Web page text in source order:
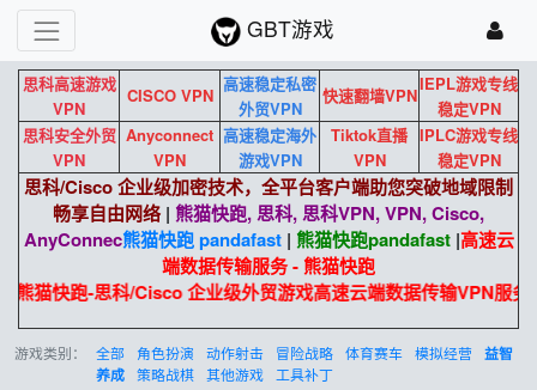
GBT游戏
思科高速游戏
VPN
CISCO VPN
高速稳定私密
外贸VPN
快速翻墙VPN
IEPL游戏专线
稳定VPN
思科安全外贸
VPN
Anyconnect
VPN
高速稳定海外
游戏VPN
Tiktok直播
VPN
IPLC游戏专线
稳定VPN
思科/Cisco 企业级加密技术，全平台客户端助您突破地域限制
畅享自由网络 | 熊猫快跑, 思科, 思科VPN, VPN, Cisco,
AnyConnec熊猫快跑 pandafast| 熊猫快跑pandafast|高速云
端数据传输服务 - 熊猫快跑
熊猫快跑-思科/Cisco 企业级外贸游戏高速云端数据传输VPN服务
游戏类别： 全部 角色扮演 动作射击 冒险战略 体育赛车 模拟经营 益智
养成 策略战棋 其他游戏
工具补丁